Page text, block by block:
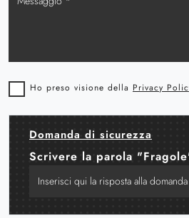
Ho preso visione della Privacy
Domanda di sicurezza
Scrivere la parola